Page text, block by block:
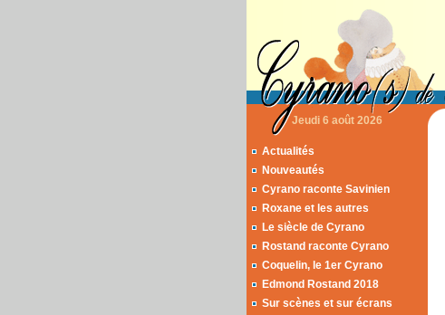
Jeudi 6 août 2026
Actualités
Nouveautés
Cyrano raconte Savinien
Roxane et les autres
Le siècle de Cyrano
Rostand raconte Cyrano
Coquelin, le 1er Cyrano
Edmond Rostand 2018
Sur scènes et sur écrans